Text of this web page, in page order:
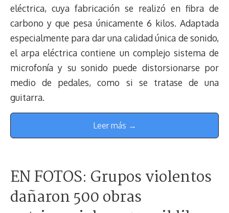
eléctrica, cuya fabricación se realizó en fibra de
carbono y que pesa únicamente 6 kilos. Adaptada
especialmente para dar una calidad única de sonido,
el arpa eléctrica contiene un complejo sistema de
microfonía y su sonido puede distorsionarse por
medio de pedales, como si se tratase de una
guitarra.
Leer más →
EN FOTOS: Grupos violentos
dañaron 500 obras